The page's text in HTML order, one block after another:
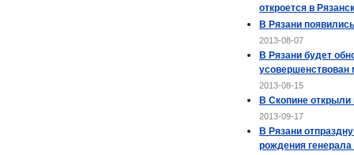
откроется в
В Рязани
2013-08-07
В Рязани будет
2013-08-15
В Скопине открыли
2013-09-17
В Рязани
рождения